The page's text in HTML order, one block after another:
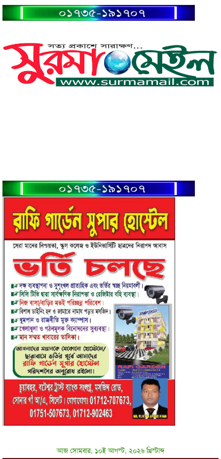
আজ সোমবার, ১০ই আগস্ট, ২০২৬ খ্রিস্টাব্দ